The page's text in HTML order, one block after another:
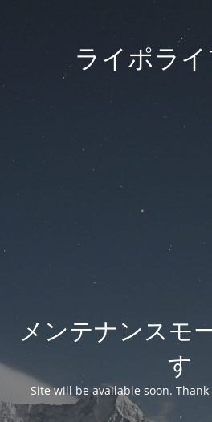
ライポラ
メンテナンスモ
す
Site will be available soon.